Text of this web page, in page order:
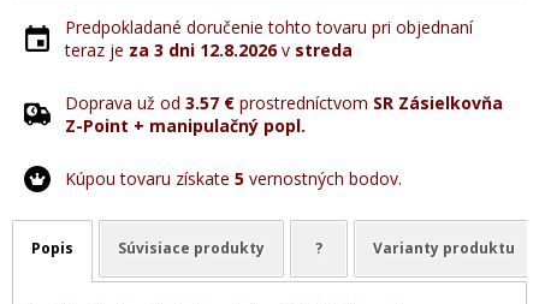
Predpokladané doručenie tohto tovaru pri objednaní
teraz je za 3 dni 12.8.2026v streda
Doprava už od 3.57 € prostredníctvom SR Zásielkovňa
Z-Point + manipulačný popl.
Kúpou tovaru získate 5 vernostných bodov.
Popis Súvisiace produkty ? Varianty produktu